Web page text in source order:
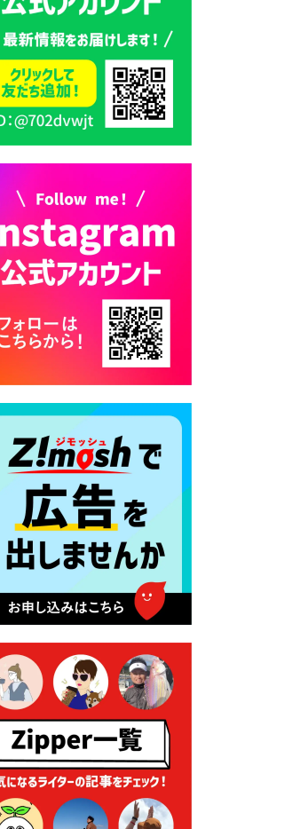
2026年7月29日 豊前市指定ご
み袋販売のお知らせ
2026年7月28日 豊前カラス天
狗みなと祭り（花火大会）開
催決定！
2026年7月28日 令和8年度
京築地区水道企業団職員採用
試験（募集）
2026年7月27日 マイナンバー
カード交付に伴う休日および
平日夜間開庁の案内
2026年7月22日 令和８年度
「こども文化パスポート事
2026年7月21日 卜仙の郷 お
盆期間の営業時間のお知らせ
2026年7月17日 バス経路検索
のご利用案内
2026年7月10日 台湾伝統音楽
団体 「北埔八音団・楽善軒」
公演開催のお知らせ
ンディング型ふるさと納税の
実施について
2026年7月9日 農地法等に係
る各種申請に係る登記事項証
明書の添付省略について
2026年7月9日 廃食用油の回
収
2026年7月7日 「おゆずりコ
ーナー」について
2026年7月1日 豊前市民プール